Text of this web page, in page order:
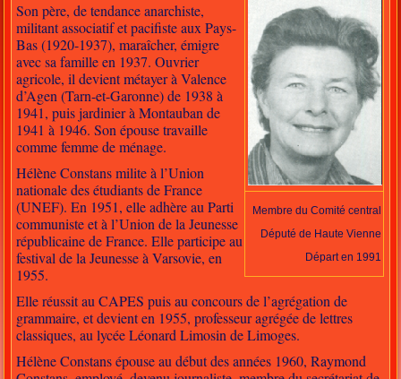
Membre du Comité central
Député de Haute Vienne
Départ en 1991
Son père, de tendance anarchiste,
militant associatif et pacifiste aux Pays-
Bas (1920-1937), maraîcher, émigre
avec sa famille en 1937. Ouvrier
agricole, il devient métayer à Valence
d’Agen (Tarn-et-Garonne) de 1938 à
1941, puis jardinier à Montauban de
1941 à 1946. Son épouse travaille
comme femme de ménage.
Hélène Constans milite à l’Union
nationale des étudiants de France
(UNEF). En 1951, elle adhère au Parti
communiste et à l’Union de la Jeunesse
républicaine de France. Elle participe au
festival de la Jeunesse à Varsovie, en
1955.
Elle réussit au CAPES puis au concours de l’agrégation de
grammaire, et devient en 1955, professeur agrégée de lettres
classiques, au lycée Léonard Limosin de Limoges.
Hélène Constans épouse au début des années 1960, Raymond